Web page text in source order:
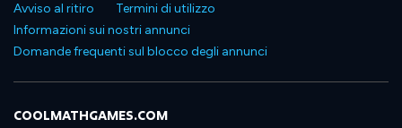
Avviso al ritiro
Termini di utilizzo
Informazioni sui nostri annunci
Domande frequenti sul blocco degli annunci
COOLMATHGAMES.COM